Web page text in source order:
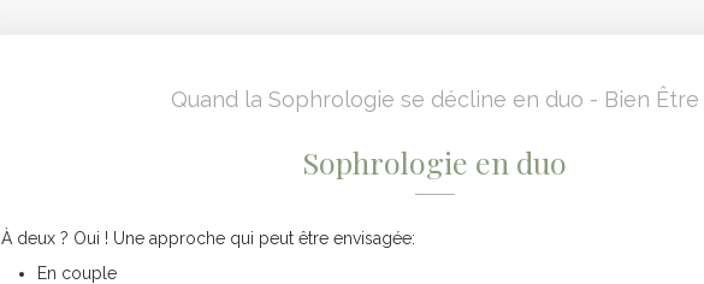
Quand la Sophrologie se décline en duo - Bien Être
Sophrologie en duo
À deux ? Oui ! Une approche qui peut être envisagée:
En couple